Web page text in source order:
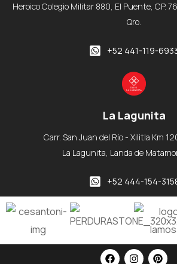
Heroico Colegio Militar 880, El Puente, CP.
Qro.
+52 441-119-
La Lagunita
Carr. San Juan del Río - Xilitla Km
La Lagunita, Landa de
+52 444-154-